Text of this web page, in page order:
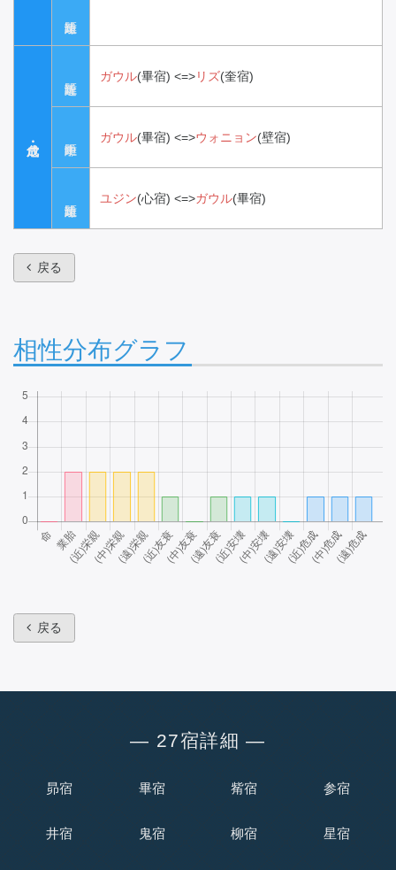
ガウル(畢宿) <=>リズ(奎宿)
ガウル(畢宿) <=>ウォニョン(壁宿)
ユジン(心宿) <=>ガウル(畢宿)
戻る
相性分布グラフ
戻る
― 27宿詳細 ―
昴宿 畢宿 觜宿 参宿
井宿 鬼宿 柳宿 星宿